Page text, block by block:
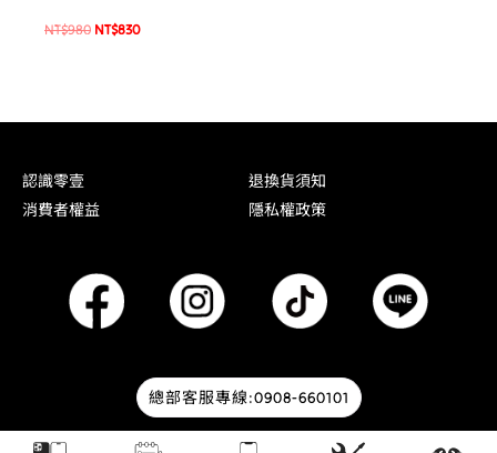
Galaxy S25 Edge 軍規手
NT$980 NT$830
認識零壹
退換貨須知
消費者權益
隱私權政策
總部客服專線:0908-660101
© 2026 零壹通訊 | Designed by HOWMAI Tech .